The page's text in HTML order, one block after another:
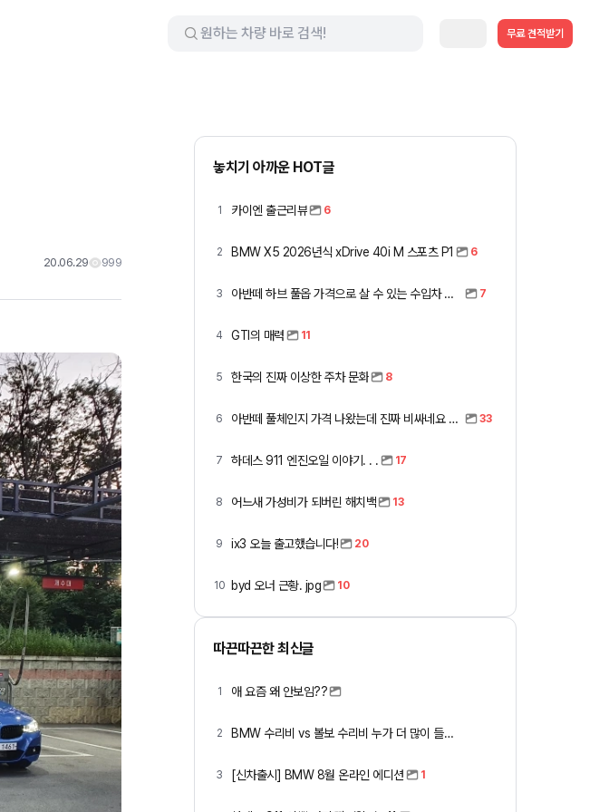
무료 견적받기
20.06.29 999
놓치기 아까운 HOT글
1 카이엔 출근리뷰 6
2 BMW X5 2026년식 xDrive 40i M 스포츠 P1 6
3 아반떼 하브 풀옵 가격으로 살 수 있는 수입차 모아봤습니다 (중고 포함) 7
4 GTI의 매력 11
5 한국의 진짜 이상한 주차 문화 8
6 아반떼 풀체인지 가격 나왔는데 진짜 비싸네요 ㅎㅎ 33
7 하데스 911 엔진오일 이야기. . . 17
8 어느새 가성비가 되버린 해치백 13
9 ix3 오늘 출고했습니다! 20
10 byd 오너 근황. jpg 10
따끈따끈한 최신글
1 애 요즘 왜 안보임??
2 BMW 수리비 vs 볼보 수리비 누가 더 많이 들까요 ㅎ
3 [신차출시] BMW 8월 온라인 에디션 1